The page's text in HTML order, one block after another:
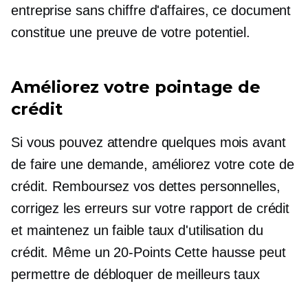
entreprise sans chiffre d'affaires, ce document
constitue une preuve de votre potentiel.
Améliorez votre pointage de
crédit
Si vous pouvez attendre quelques mois avant
de faire une demande, améliorez votre cote de
crédit. Remboursez vos dettes personnelles,
corrigez les erreurs sur votre rapport de crédit
et maintenez un faible taux d'utilisation du
crédit. Même un 20-PointsCette hausse peut
permettre de débloquer de meilleurs taux